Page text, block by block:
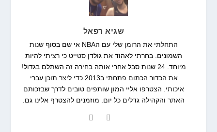
שגיא רפאל
התחלתי את הרומן שלי עם הNBA אי שם בסוף שנות
השמונים. בחרתי לאהוד את גולדן סטייט כי רציתי להיות
מיוחד. 24 שנות סבל אחרי אותה בחירה זה השתלם בגדול!
את הכדור הכתום פתחתי ב2013 כדי ליצר תוכן עברי
איכותי. הצטרפו אליי המון שותפים טובים לדרך שבזכותם
האתר והקהילה גדלים כל יום. מוזמנים להצטרף אלינו גם.